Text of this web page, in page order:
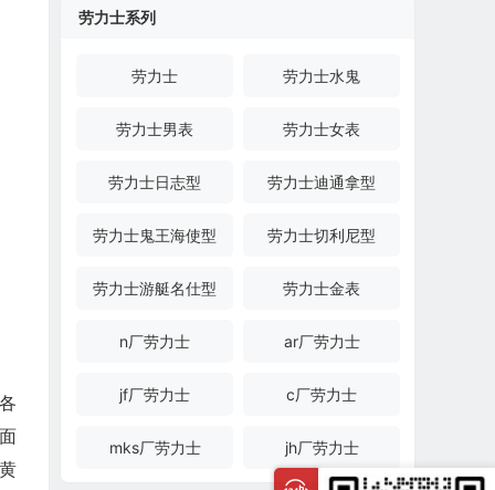
劳力士系列
劳力士 劳力士水鬼
劳力士男表 劳力士女表
劳力士日志型 劳力士迪通拿型
劳力士鬼王海使型 劳力士切利尼型
劳力士游艇名仕型 劳力士金表
n厂劳力士 ar厂劳力士
jf厂劳力士 c厂劳力士
mks厂劳力士 jh厂劳力士